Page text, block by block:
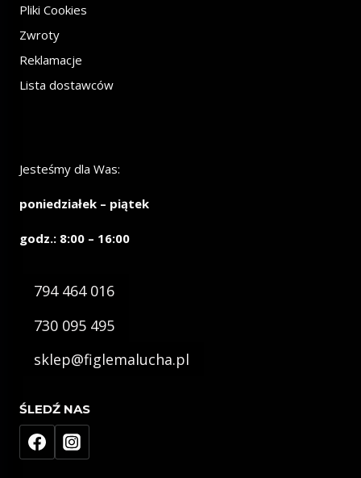
Pliki Cookies
Zwroty
Reklamacje
Lista dostawców
Jesteśmy dla Was:
poniedziałek – piątek
godz.: 8:00 – 16:00
794 464 016
730 095 495
sklep@figlemalucha.pl
ŚLEDŹ NAS